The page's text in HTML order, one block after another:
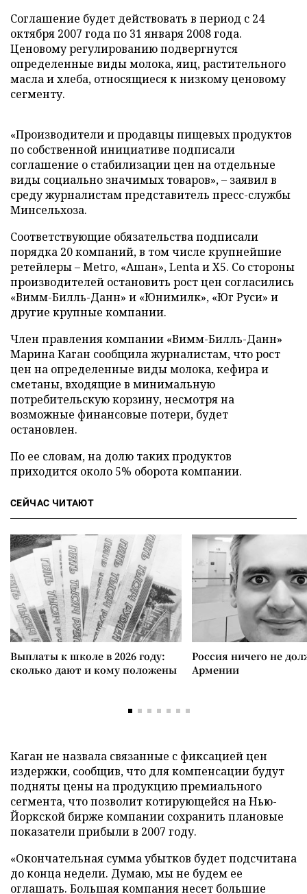
Соглашение будет действовать в период с 24
октября 2007 года по 31 января 2008 года.
Ценовому регулированию подвергнутся
определенные виды молока, яиц, растительного
масла и хлеба, относящиеся к низкому ценовому
сегменту.
«Производители и продавцы пищевых продуктов
по собственной инициативе подписали
соглашение о стабилизации цен на отдельные
виды социально значимых товаров», – заявил в
среду журналистам представитель пресс-службы
Минсельхоза.
Соответствующие обязательства подписали
порядка 20 компаний, в том числе крупнейшие
ретейлеры – Metro, «Ашан», Lenta и X5. Со стороны
производителей остановить рост цен согласились
«Вимм-Билль-Данн» и «Юнимилк», «Юг Руси» и
другие крупные компании.
Член правления компании «Вимм-Билль-Данн»
Марина Каган сообщила журналистам, что рост
цен на определенные виды молока, кефира и
сметаны, входящие в минимальную
потребительскую корзину, несмотря на
возможные финансовые потери, будет
остановлен.
По ее словам, на долю таких продуктов
приходится около 5% оборота компании.
СЕЙЧАС ЧИТАЮТ
Выплаты к школе в 2026 году:
сколько дают и кому положены
Россия ничего не
Армении
Каган не назвала связанные с фиксацией цен
издержки, сообщив, что для компенсации будут
подняты цены на продукцию премиального
сегмента, что позволит котирующейся на Нью-
Йоркской бирже компании сохранить плановые
показатели прибыли в 2007 году.
«Окончательная сумма убытков будет подсчитана
до конца недели. Думаю, мы не будем ее
оглашать. Большая компания несет большие